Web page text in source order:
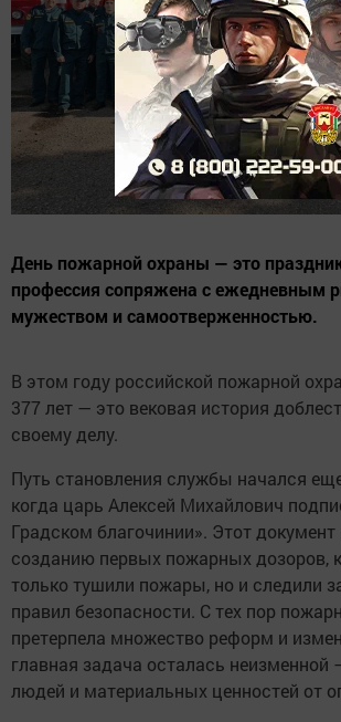
День пожарной охраны — это
профессия сопряжена с ежедневным
мужеством и самоотверженностью.
В этом году российской пожарной
377 лет — это вековая история
своему делу.
Путь становления службы начался
когда царь Алексей Михайлович
Градском благочинии». Этот
созданию первых пожарных дозоров,
только тушили пожары, но и следили
правил безопасности. С тех пор
претерпела множество реформ и
главная задача осталась неизменной
людей и материальных ценностей от